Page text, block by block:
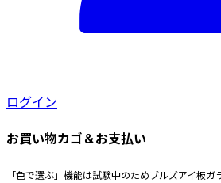
ログイン
お買い物カゴ＆お支払い
「色で選ぶ」機能は試験中のためブルズアイ板